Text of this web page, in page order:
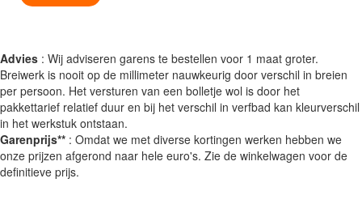
Advies : Wij adviseren garens te bestellen voor 1 maat groter.
Breiwerk is nooit op de millimeter nauwkeurig door verschil in breien
per persoon. Het versturen van een bolletje wol is door het
pakkettarief relatief duur en bij het verschil in verfbad kan kleurverschil
in het werkstuk ontstaan.
Garenprijs** : Omdat we met diverse kortingen werken hebben we
onze prijzen afgerond naar hele euro's. Zie de winkelwagen voor de
definitieve prijs.